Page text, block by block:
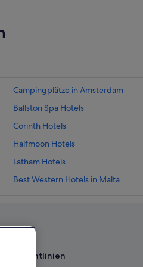
Campingplätze in Amsterdam
Ballston Spa Hotels
Corinth Hotels
Halfmoon Hotels
Latham Hotels
Best Western Hotels in Malta
Campingplätze in Rotterdam
Sheridan Hollow: Hotels
Richtlinien